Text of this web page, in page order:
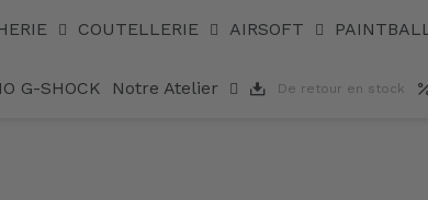
COUTELLERIE AIRSOFT
G-SHOCK Notre Atelier De retour en stock